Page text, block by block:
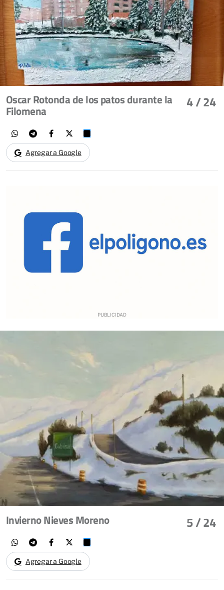
4/ 24
Oscar Rotonda de los patos durante la
Filomena
Agregar a Google
5/ 24
Invierno Nieves Moreno
Agregar a Google